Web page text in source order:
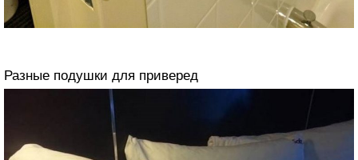
Разные подушки для приверед